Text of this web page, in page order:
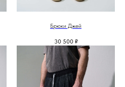
Брюки Джей
30 500 ₽